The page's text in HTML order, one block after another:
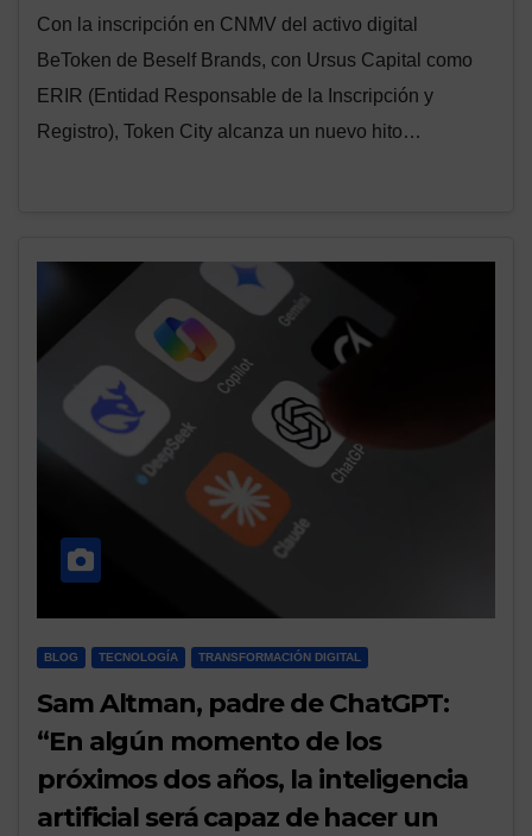
Con la inscripción en CNMV del activo digital
BeToken de Beself Brands, con Ursus Capital como
ERIR (Entidad Responsable de la Inscripción y
Registro), Token City alcanza un nuevo hito…
BLOG TECNOLOGÍA TRANSFORMACIÓN DIGITAL
Sam Altman, padre de ChatGPT:
“En algún momento de los
próximos dos años, la inteligencia
artificial será capaz de hacer un